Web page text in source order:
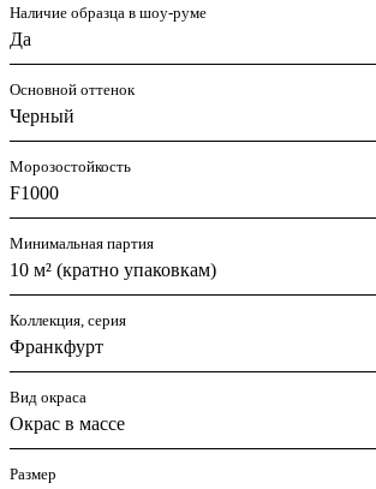
Наличие образца в шоу-руме
Да
Основной оттенок
Черный
Морозостойкость
F1000
Минимальная партия
10 м² (кратно упаковкам)
Коллекция, серия
Франкфурт
Вид окраса
Окрас в массе
Размер